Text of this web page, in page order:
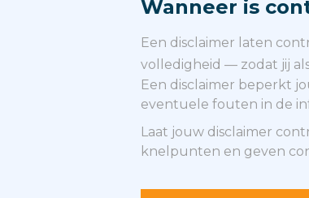
Wanneer is
Een disclaimer laten
volledigheid — zodat jij
Een disclaimer beperkt
eventuele fouten in de
Laat jouw disclaimer
knelpunten en geven